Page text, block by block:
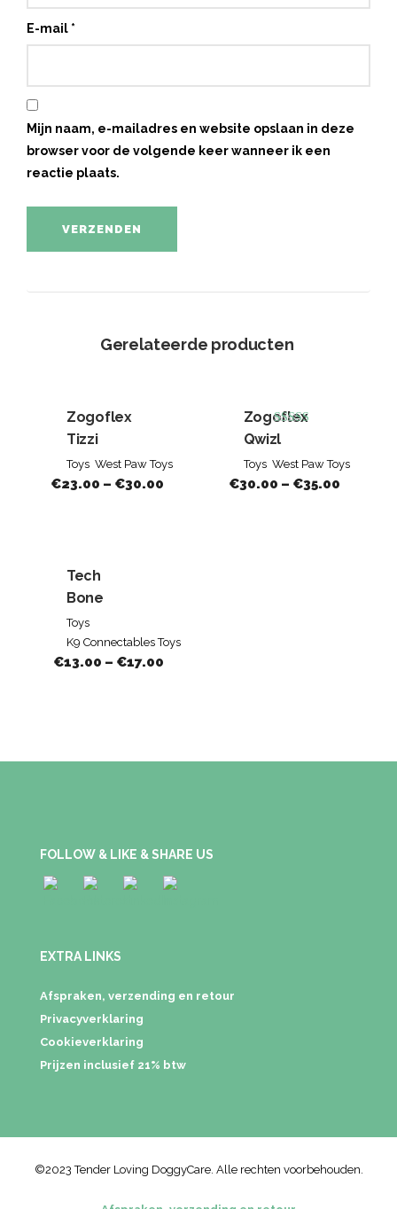
E-mail *
Mijn naam, e-mailadres en website opslaan in deze
browser voor de volgende keer wanneer ik een
reactie plaats.
Gerelateerde producten
Zogoflex
Tizzi
Toys West Paw Toys
€23.00 – €30.00
Zogoflex
QwizlBeoordeeld
5.00
van de 5
Toys West Paw Toys
€30.00 – €35.00
Tech
Bone
Toys
K9 Connectables Toys
€13.00 – €17.00
FOLLOW & LIKE & SHARE US
EXTRA LINKS
Afspraken, verzending en retour
Privacyverklaring
Cookieverklaring
Prijzen inclusief 21% btw
©2023 Tender Loving DoggyCare. Alle rechten voorbehouden.